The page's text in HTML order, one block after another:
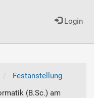
Login
Festanstellung
(B.Sc.) am